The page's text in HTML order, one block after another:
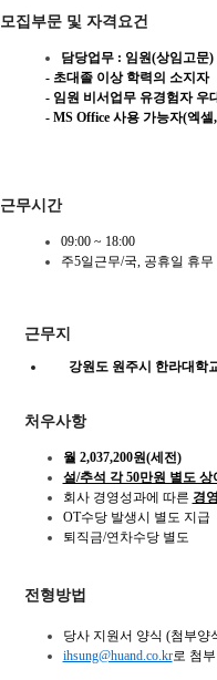
모집부문 및 자격요건
담당업무 : 임원(상임고문
- 초대졸 이상 학력의 소지자
- 임원 비서업무 유경험자 우
- MS Office 사용 가능자(엑셀,
근무시간
09:00 ~ 18:00
주5일근무/국, 공휴일 휴무
근무지
강원도 원주시 한라대학
처우사항
월 2,037,200원(세전)
설/추석 각 50만원 별도 상
회사 경영성과에 따른 경
OT수당 발생시 별도 지급
퇴직금/연차수당 별도
전형방법
당사 지원서 양식 (첨부양
ihsung@huand.co.kr로 첨